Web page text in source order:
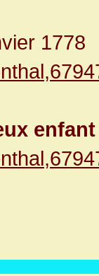
1778
enfant